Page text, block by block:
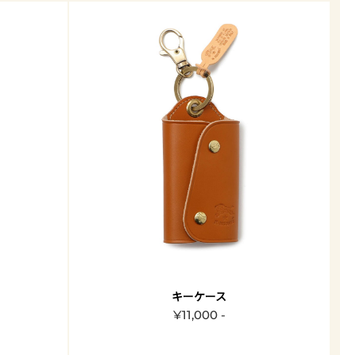
キーケース
¥11,000 -